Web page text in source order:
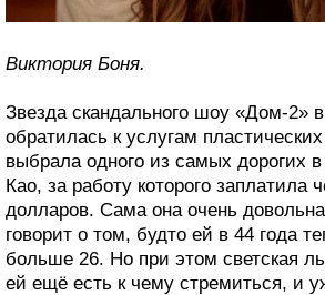
Виктория Боня.
Звезда скандального шоу «Дом-2»
обратилась к услугам
выбрала одного из самых дорогих
Као, за работу которого заплатила
долларов. Сама она очень
говорит о том, будто ей в 44 года
больше 26. Но при этом светская
ей ещё есть к чему стремиться, и